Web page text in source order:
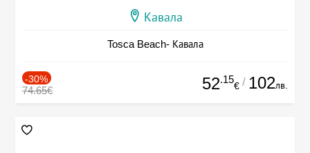
Кавала
Tosca Beach- Кавала
-30%
74.65€ 52.15
€ / 102лв.